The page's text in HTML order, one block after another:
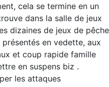
cela se termine en un
dans la salle de jeux
dizaines de jeux de pêche
en vedette, aux
et coup rapide famille
en suspens biz .
les attaques